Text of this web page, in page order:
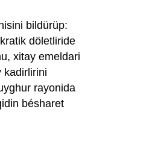
bildürüp:
döletliride
xitay emeldari
kadirlirini
rayonida
bésharet